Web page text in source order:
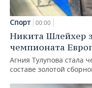
Спорт 00:00
Никита Шлейхер
чемпионата
Агния Тулупова стала
составе золотой